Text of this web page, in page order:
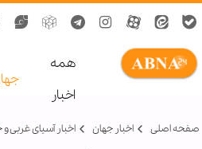
همه
اخبار
صفحه اصلی اخبار جهان اخبار آسیای غربی و